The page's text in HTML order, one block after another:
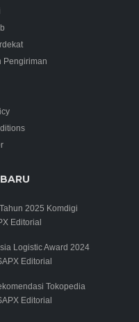
Pengiriman
2025 Komdigi
Editorial
Logistic Award 2024
Editorial
Tokopedia
Editorial